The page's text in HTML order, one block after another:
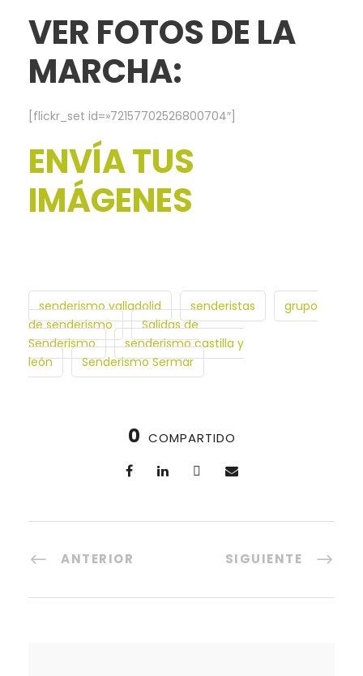
VER FOTOS DE LA
MARCHA:
[flickr_set id=»72157702526800704″]
ENVÍA TUS
IMÁGENES
senderismo valladolid senderistas
grupo
de senderismo
Salidas de
Senderismo
senderismo castilla y
león
Senderismo Sermar
0 COMPARTIDO
ANTERIOR SIGUIENTE